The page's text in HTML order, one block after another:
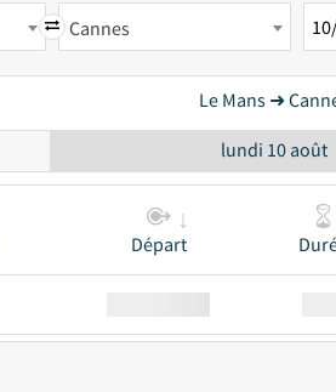
Cannes
Le Mans ➜
lundi 10 août
Départ